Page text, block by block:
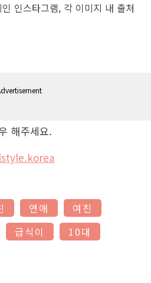
인스타그램, 각 이미지 내 출처
해주세요.
연애
여친
급식이
10대